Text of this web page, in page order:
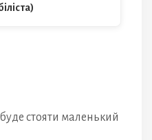
стояти маленький